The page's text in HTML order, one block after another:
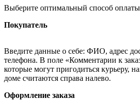
Выберите оптимальный способ
Покупатель
Введите данные о себе: ФИО, адрес
телефона. В поле «Комментарии к
которые могут пригодиться курьеру,
доме считаются справа налево.
Оформление заказа